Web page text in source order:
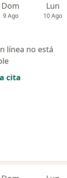
Dom
9 Ago
Lun
10 Ago
línea no está
cita